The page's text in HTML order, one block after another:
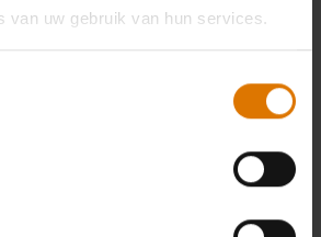
van uw gebruik van hun services.